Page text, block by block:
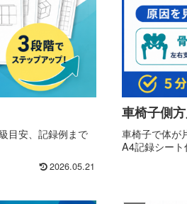
目安、記録例まで
2026.05.21
車椅子側
車椅子で体が
A4記録シート